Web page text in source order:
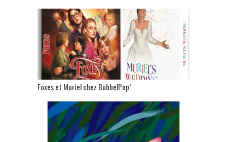
Foxes et Muriel chez BubbelPop’